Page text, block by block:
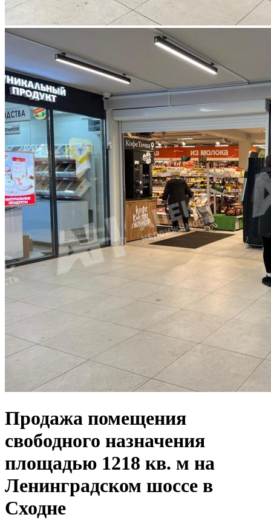
Продажа помещения
свободного назначения
площадью 1218 кв. м на
Ленинградском шоссе в
Сходне